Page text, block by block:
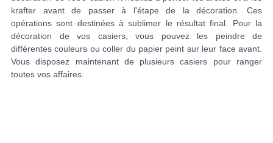
krafter avant de passer à l'étape de la décoration. Ces
opérations sont destinées à sublimer le résultat final. Pour la
décoration de vos casiers, vous pouvez les peindre de
différentes couleurs ou coller du papier peint sur leur face avant.
Vous disposez maintenant de plusieurs casiers pour ranger
toutes vos affaires.